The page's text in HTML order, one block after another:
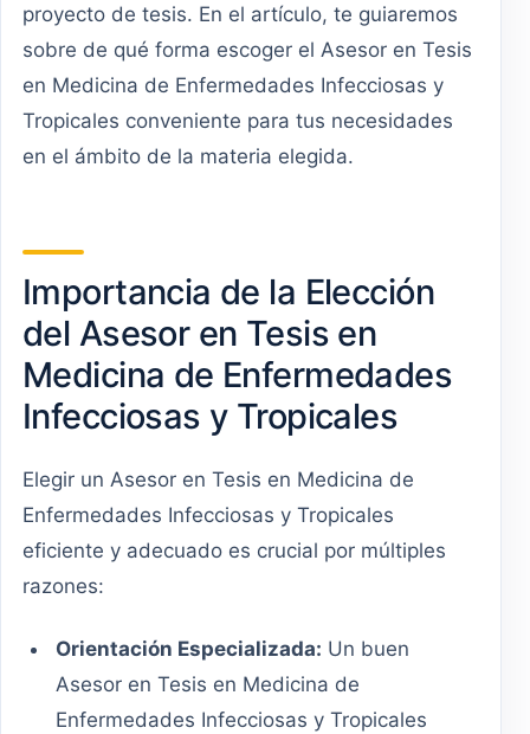
proyecto de tesis. En el artículo, te guiaremos
sobre de qué forma escoger el Asesor en Tesis
en Medicina de Enfermedades Infecciosas y
Tropicales conveniente para tus necesidades
en el ámbito de la materia elegida.
Importancia de la Elección
del Asesor en Tesis en
Medicina de Enfermedades
Infecciosas y Tropicales
Elegir un Asesor en Tesis en Medicina de
Enfermedades Infecciosas y Tropicales
eficiente y adecuado es crucial por múltiples
razones:
Orientación Especializada: Un buen
Asesor en Tesis en Medicina de
Enfermedades Infecciosas y Tropicales